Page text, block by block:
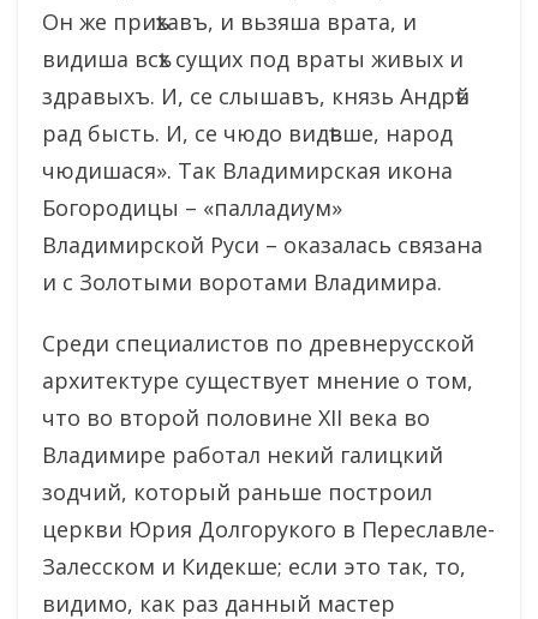
Он же приѣхавъ, и вьзяша врата, и
видиша всѣх сущих под враты живых и
здравыхъ. И, се слышавъ, князь Андрѣй
рад бысть. И, се чюдо видѣвше, народ
чюдишася». Так Владимирская икона
Богородицы – «палладиум»
Владимирской Руси – оказалась связана
и с Золотыми воротами Владимира.
Среди специалистов по древнерусской
архитектуре существует мнение о том,
что во второй половине XII века во
Владимире работал некий галицкий
зодчий, который раньше построил
церкви Юрия Долгорукого в Переславле-
Залесском и Кидекше; если это так, то,
видимо, как раз данный мастер